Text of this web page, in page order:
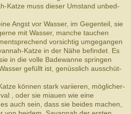
​Katze muss dieser Umstand unbe­d­
Angst vor Wasser, im Gegen­teil, sie
mit Wasser, manche tauchen
vor­sichtig umge­gan­gen
​Katze in der Nähe befindet. Es
in die volle Bade­wanne sprin­gen
gefüllt ist, genüsslich auss­chüt­
kön­nen stark vari­ieren, möglicher­
, oder sie miauen wie eine
auch sein, dass sie bei­des machen,